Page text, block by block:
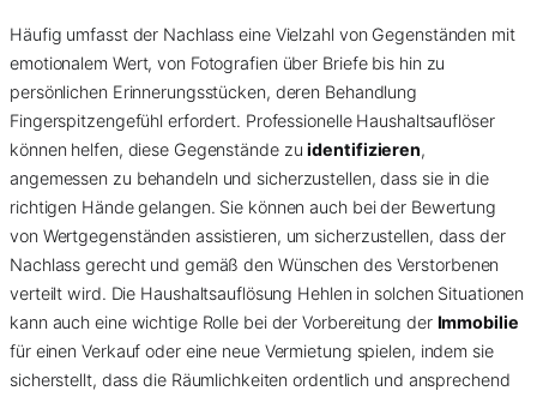
Häufig umfasst der Nachlass eine Vielzahl von Gegenständen mit
emotionalem Wert, von Fotografien über Briefe bis hin zu
persönlichen Erinnerungsstücken, deren Behandlung
Fingerspitzengefühl erfordert. Professionelle Haushaltsauflöser
können helfen, diese Gegenstände zuidentifizieren,
angemessen zu behandeln und sicherzustellen, dass sie in die
richtigen Hände gelangen. Sie können auch bei der Bewertung
von Wertgegenständen assistieren, um sicherzustellen, dass der
Nachlass gerecht und gemäß den Wünschen des Verstorbenen
verteilt wird. Die Haushaltsauflösung Hehlen in solchen Situationen
kann auch eine wichtige Rolle bei der Vorbereitung der Immobilie
für einen Verkauf oder eine neue Vermietung spielen, indem sie
sicherstellt, dass die Räumlichkeiten ordentlich und ansprechend